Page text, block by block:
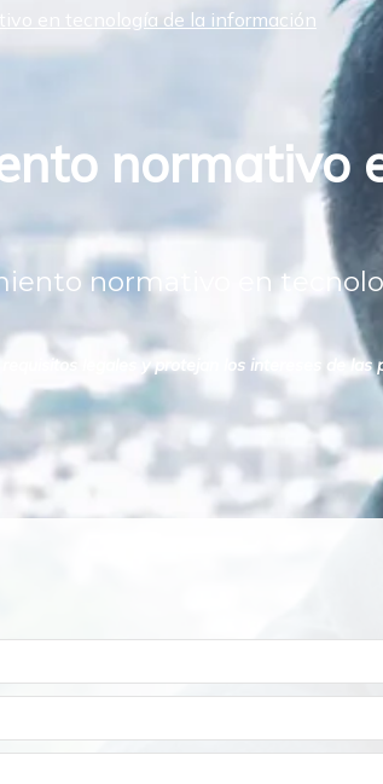
en tecnología de la información
normativo
normativo en
legales y protejan los intereses de las